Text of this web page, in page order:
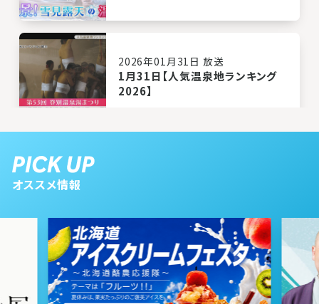
2026年01月31日 放送
1月31日【人気温泉地ランキング
2026】
2026年01月17日 放送
1月17日【札幌 噂の新店ラーメン】
オススメ情報